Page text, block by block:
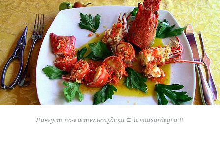
Лангуст по-кастельсардски © lamiasardegna.it